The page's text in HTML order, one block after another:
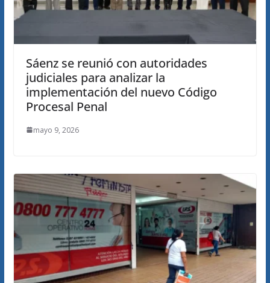
Sáenz se reunió con autoridades
judiciales para analizar la
implementación del nuevo Código
Procesal Penal
mayo 9, 2026